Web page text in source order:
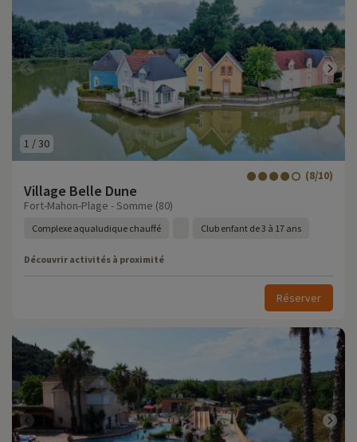
1 /30
Village Belle Dune
(8/10)
Fort-Mahon-Plage - Somme (80)
Complexe aqualudique chauffé Club enfant de 3 à 17 ans
Découvrir activités à proximité
Réserver